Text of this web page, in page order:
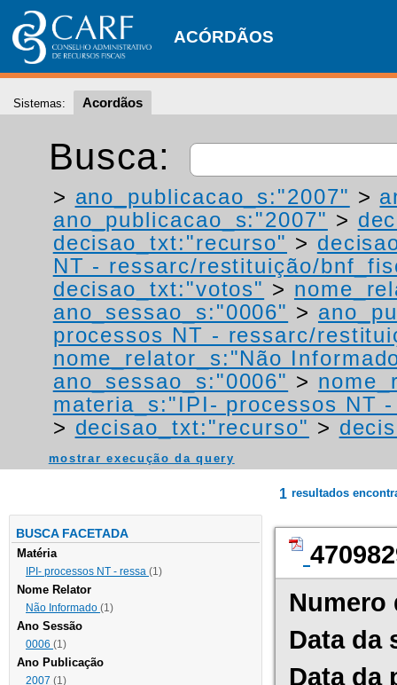
ACÓRDÃOS
Sistemas: Acordãos
Busca:
> ano_publicacao_s:"2007" >
ano_publicacao_s:"2007" >
decisao_txt:"recurso" >
NT - ressarc/restituição/
decisao_txt:"votos" >
ano_sessao_s:"0006" >
processos NT - ressarc/
nome_relator_s:"Não
ano_sessao_s:"0006" >
materia_s:"IPI- processos NT
> decisao_txt:"recurso" >
mostrar execução da query
BUSCA FACETADA
Matéria
IPI- processos NT - ressa (1)
Nome Relator
Não Informado (1)
Ano Sessão
0006 (1)
Ano Publicação
2007 (1)
1 resultados
Numero
Data da
Data da